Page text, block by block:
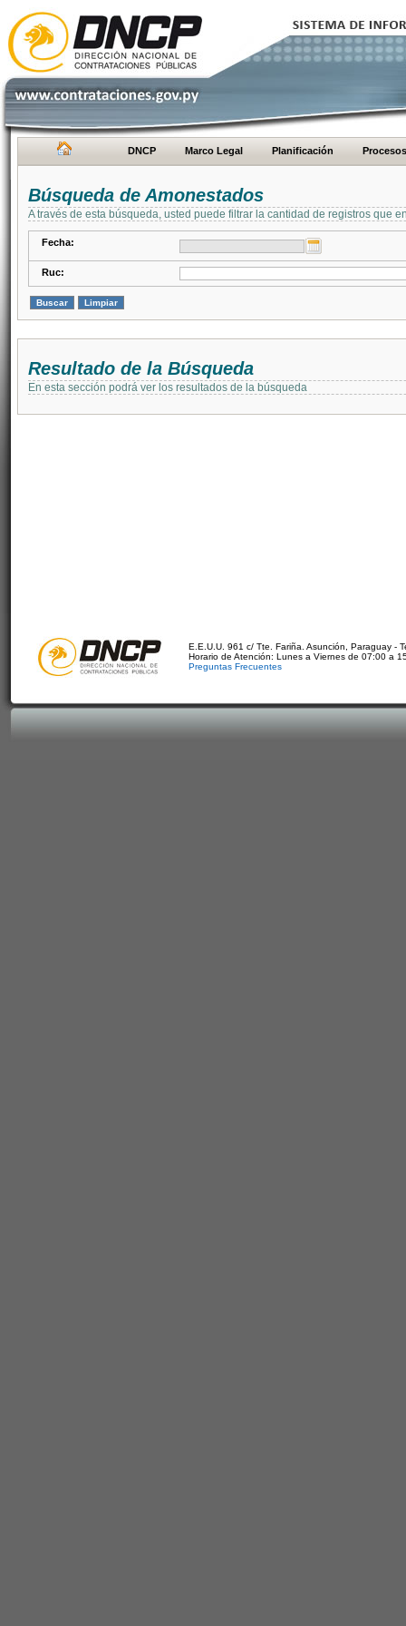
DNCP Marco Legal Planificación Procesos
Búsqueda de Amonestados
A través de esta búsqueda, usted puede filtrar la cantidad de registros que
Fecha:
Ruc:
Resultado de la Búsqueda
En esta sección podrá ver los resultados de la búsqueda
E.E.U.U. 961 c/ Tte. Fariña. Asunción, Paraguay -
Horario de Atención: Lunes a Viernes de 07:00 a
Preguntas Frecuentes